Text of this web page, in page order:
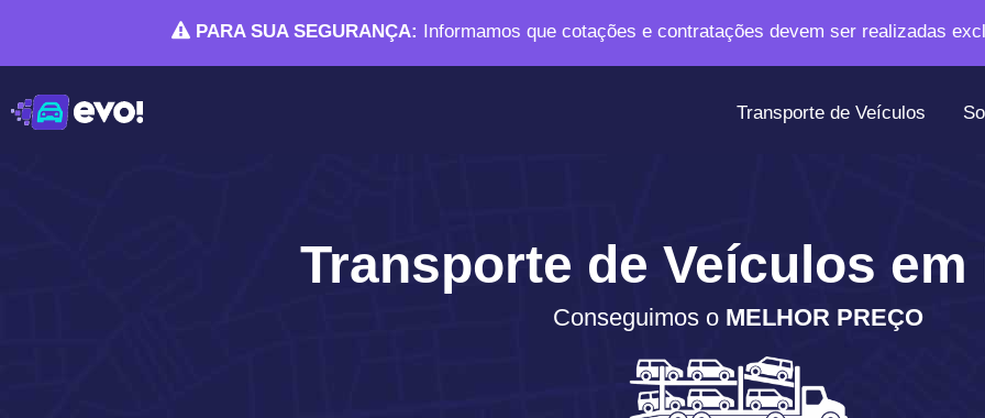
PARA SUA SEGURANÇA: Informamos que cotações e contratações devem ser realizadas
Transporte de Veículos
Transporte de Veículos em
Conseguimos o MELHOR PREÇO